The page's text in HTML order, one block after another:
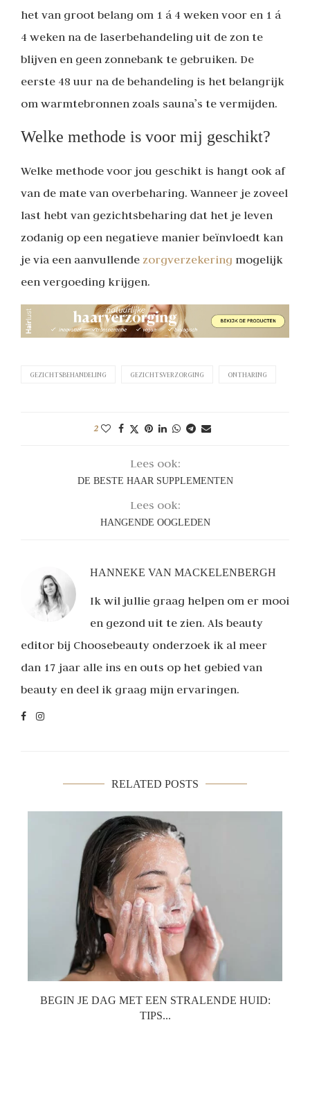
het van groot belang om 1 á 4 weken voor en 1 á
4 weken na de laserbehandeling uit de zon te
blijven en geen zonnebank te gebruiken. De
eerste 48 uur na de behandeling is het belangrijk
om warmtebronnen zoals sauna’s te vermijden.
Welke methode is voor mij geschikt?
Welke methode voor jou geschikt is hangt ook af
van de mate van overbeharing. Wanneer je zoveel
last hebt van gezichtsbeharing dat het je leven
zodanig op een negatieve manier beïnvloedt kan
je via een aanvullende zorgverzekering mogelijk
een vergoeding krijgen.
GEZICHTSBEHANDELING GEZICHTSVERZORGING ONTHARING
2
Lees ook:
DE BESTE HAAR SUPPLEMENTEN
Lees ook:
HANGENDE OOGLEDEN
HANNEKE VAN MACKELENBERGH
Ik wil jullie graag helpen om er mooi
en gezond uit te zien. Als beauty
editor bij Choosebeauty onderzoek ik al meer
dan 17 jaar alle ins en outs op het gebied van
beauty en deel ik graag mijn ervaringen.
RELATED POSTS
BEGIN JE DAG MET EEN STRALENDE HUID:
TIPS...